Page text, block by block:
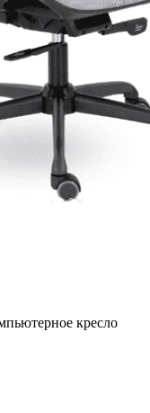
кресло